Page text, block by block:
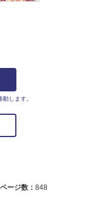
します。
ページ数： 848